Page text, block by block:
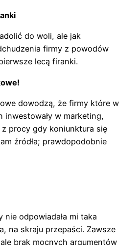
do woli, ale jak
firmy z powodów
lecą firanki.
dowodzą, że firmy które w
inwestowały w marketing,
procy gdy koniunktura się
źródła; prawdopodobnie
nie odpowiadała mi taka
na skraju przepaści. Zawsze
brak mocnych argumentów